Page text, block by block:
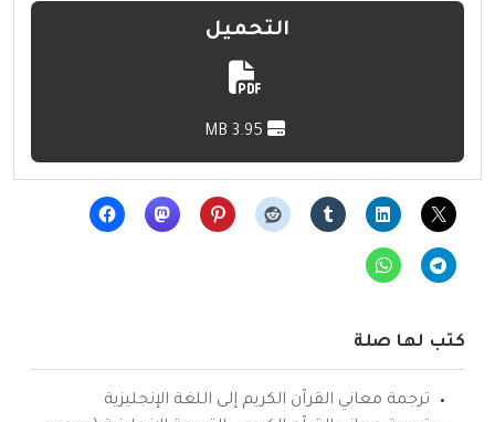
التحميل
كتب لها صلة
ترجمة معاني القرآن الكريم إلى اللغة الإنجليزية